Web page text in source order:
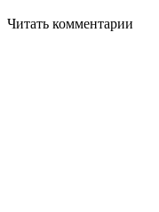
Читать комментарии